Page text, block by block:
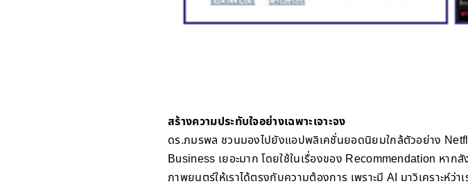
สร้างความประทับใจอย่างเฉพาะเจาะจง
ดร.ภมรพล ชวนมองไปยังแอปพลิเคชั่นยอดนิยมใกล้ตัวอย่าง
Business เยอะมาก โดยใช้ในเรื่องของ Recommendation หา
ภาพยนตร์ให้เราได้ตรงกับความต้องการ เพราะมี AI มาวิเคราะห์ว่า